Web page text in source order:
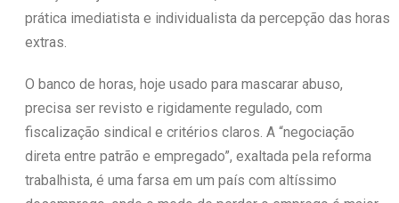
prática imediatista e individualista da percepção das horas
extras.
O banco de horas, hoje usado para mascarar abuso,
precisa ser revisto e rigidamente regulado, com
fiscalização sindical e critérios claros. A “negociação
direta entre patrão e empregado”, exaltada pela reforma
trabalhista, é uma farsa em um país com altíssimo